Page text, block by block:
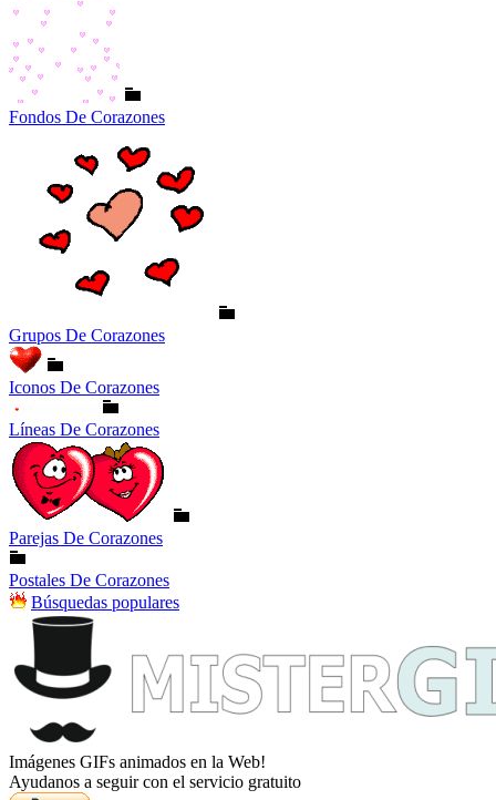
Fondos De Corazones
Grupos De Corazones
Iconos De Corazones
Líneas De Corazones
Parejas De Corazones
Postales De Corazones
Búsquedas populares
Imágenes GIFs animados en la Web!
Ayudanos a seguir con el servicio gratuito